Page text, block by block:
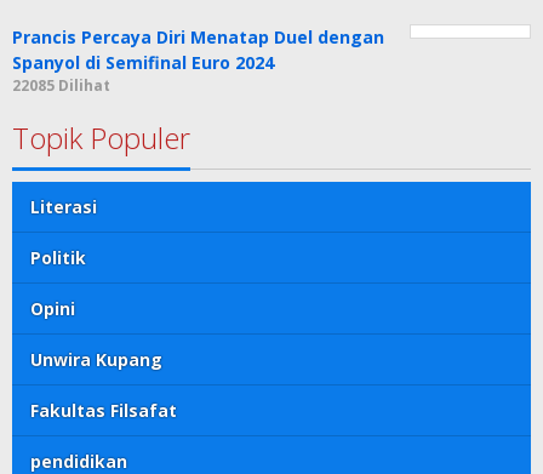
Prancis Percaya Diri Menatap Duel dengan
Spanyol di Semifinal Euro 2024
22085 Dilihat
Topik Populer
Literasi
Politik
Opini
Unwira Kupang
Fakultas Filsafat
pendidikan